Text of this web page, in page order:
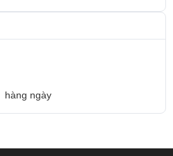
hàng ngày